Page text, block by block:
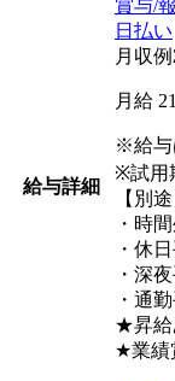
給与詳細
賞与/
日払い
月収例
月給
※給与
※試用
【別途
・時
・休
・深
・通
★昇給
★業績